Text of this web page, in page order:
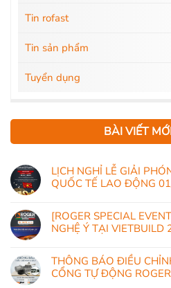
Tin rofast
Tin sản phẩm
Tuyển dụng
BÀI VIẾT
LỊCH NGHỈ LỄ GIẢI
QUỐC TẾ LAO ĐỘNG
[ROGER SPECIAL
NGHỆ Ý TẠI VIETBUILD
THÔNG BÁO ĐIỀU
CỔNG TỰ ĐỘNG